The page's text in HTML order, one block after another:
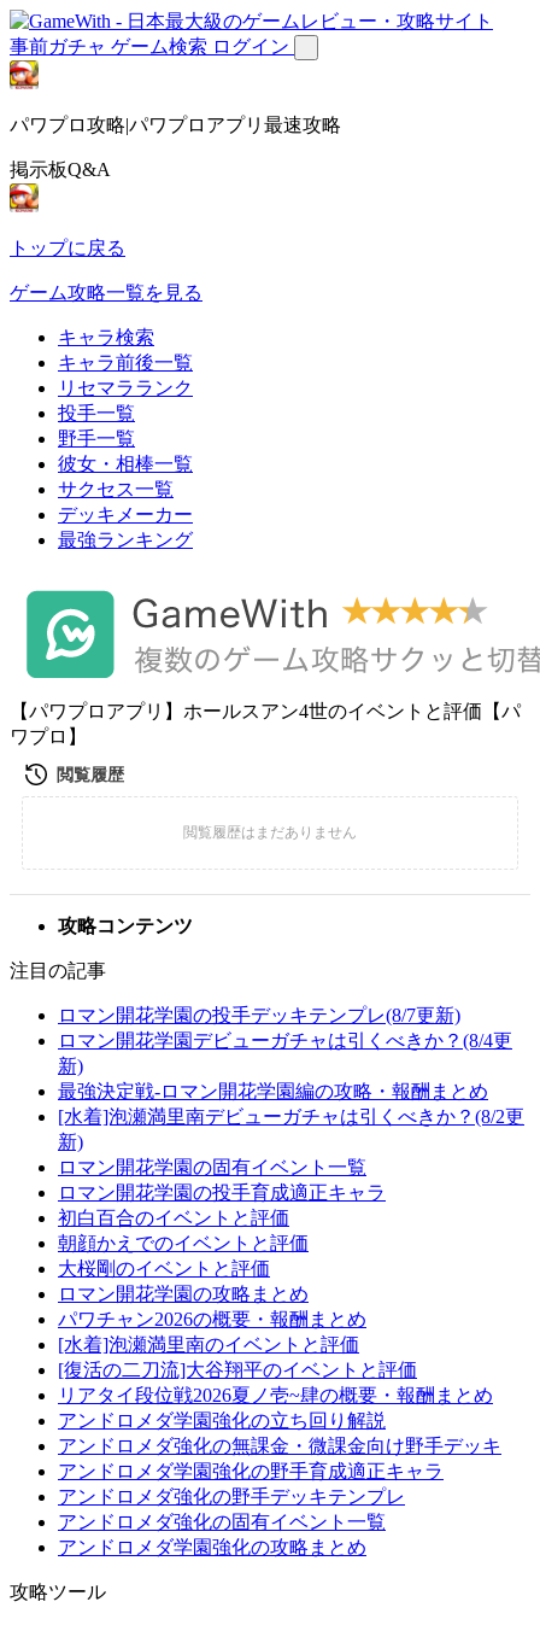
事前ガチャ ゲーム検索 ログイン
パワプロ攻略|パワプロアプリ最速攻略
掲示板Q&A
トップに戻る
ゲーム攻略一覧を見る
キャラ検索
キャラ前後一覧
リセマラランク
投手一覧
野手一覧
彼女・相棒一覧
サクセス一覧
デッキメーカー
最強ランキング
【パワプロアプリ】ホールスアン4世のイベントと評価【パ
ワプロ】
攻略コンテンツ
注目の記事
ロマン開花学園の投手デッキテンプレ(8/7更新)
ロマン開花学園デビューガチャは引くべきか？(8/4更
新)
最強決定戦-ロマン開花学園編の攻略・報酬まとめ
[水着]泡瀬満里南デビューガチャは引くべきか？(8/2更
新)
ロマン開花学園の固有イベント一覧
ロマン開花学園の投手育成適正キャラ
初白百合のイベントと評価
朝顔かえでのイベントと評価
大桜剛のイベントと評価
ロマン開花学園の攻略まとめ
パワチャン2026の概要・報酬まとめ
[水着]泡瀬満里南のイベントと評価
[復活の二刀流]大谷翔平のイベントと評価
リアタイ段位戦2026夏ノ壱~肆の概要・報酬まとめ
アンドロメダ学園強化の立ち回り解説
アンドロメダ強化の無課金・微課金向け野手デッキ
アンドロメダ学園強化の野手育成適正キャラ
アンドロメダ強化の野手デッキテンプレ
アンドロメダ強化の固有イベント一覧
アンドロメダ学園強化の攻略まとめ
攻略ツール